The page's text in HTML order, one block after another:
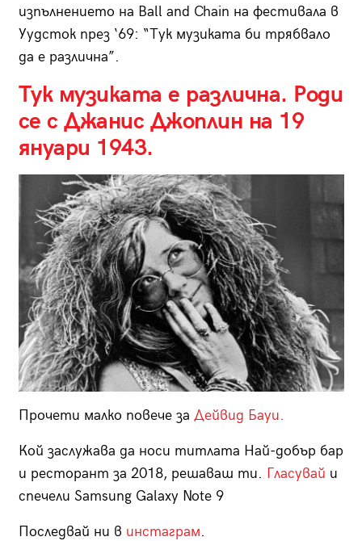
изпълнението на Ball and Chain на фестивала в
Уудсток през ‘69: “Тук музиката би трябвало
да е различна”.
Тук музиката е различна. Роди
се с Джанис Джоплин на 19
януари 1943.
Прочети малко повече за Дейвид Бауи.
Кой заслужава да носи титлата Най-добър бар
и ресторант за 2018, решаваш ти. Гласувай и
спечели Samsung Galaxy Note 9
Последвай ни в инстаграм.